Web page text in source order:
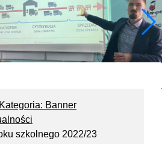
Kategoria: Banner
szkolnego 2022/23